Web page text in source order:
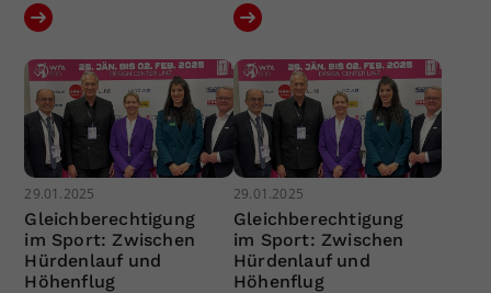
29.01.2025
Gleichberechtigung
im Sport: Zwischen
Hürdenlauf und
Höhenflug
29.01.2025
Gleichberechtigung
im Sport: Zwischen
Hürdenlauf und
Höhenflug